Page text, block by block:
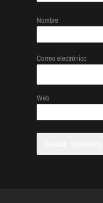
Nombre
Correo electrónico
Web